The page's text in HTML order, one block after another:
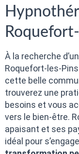
À la recherche
Roquefort-les-
cette belle
trouverez une
besoins et vous
vers le bien-être.
apaisant et ses
idéal pour